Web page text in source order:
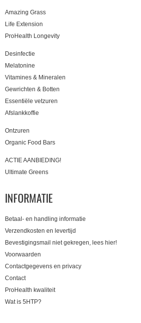
Amazing Grass
Life Extension
ProHealth Longevity
Desinfectie
Melatonine
Vitamines & Mineralen
Gewrichten & Botten
Essentiële vetzuren
Afslankkoffie
Ontzuren
Organic Food Bars
ACTIE AANBIEDING!
Ultimate Greens
INFORMATIE
Betaal- en handling informatie
Verzendkosten en levertijd
Bevestigingsmail niet gekregen, lees hier!
Voorwaarden
Contactgegevens en privacy
Contact
ProHealth kwaliteit
Wat is 5HTP?